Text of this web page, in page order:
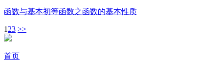
函数与基本初等函数之函数的基本性质
1 23 >>
首页